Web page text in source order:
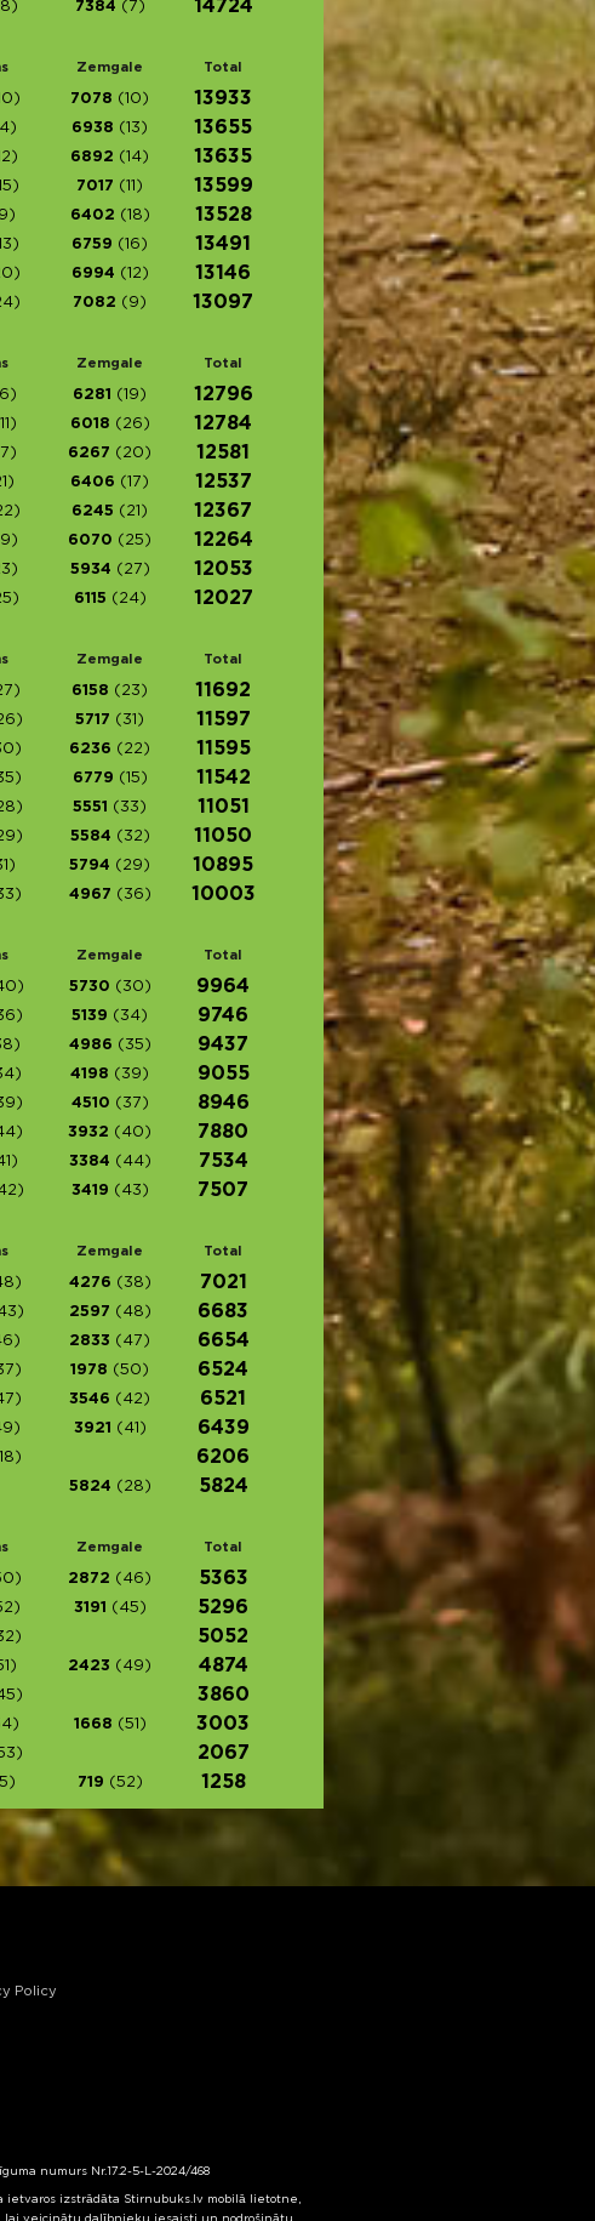
7384 (7) 14724
Zemgale Total
7078 (10)
13933
6938 (13)
13655
6892 (14)
13635
7017 (11)
13599
6402 (18)
13528
6759 (16)
13491
6994 (12)
13146
7082 (9) 13097
Zemgale Total
6281 (19)
12796
6018 (26)
12784
6267 (20)
12581
6406 (17)
12537
6245 (21)
12367
6070 (25)
12264
5934 (27)
12053
6115 (24) 12027
Zemgale Total
6158 (23)
11692
5717 (31)
11597
6236 (22)
11595
6779 (15)
11542
5551 (33)
11051
5584 (32)
11050
5794 (29)
10895
4967 (36) 10003
Zemgale Total
5730 (30)
9964
5139 (34)
9746
4986 (35)
9437
4198 (39)
9055
4510 (37)
8946
3932 (40)
7880
3384 (44)
7534
3419 (43) 7507
Zemgale Total
4276 (38)
7021
2597 (48)
6683
2833 (47)
6654
1978 (50)
6524
3546 (42)
6521
3921 (41)
6439
6206
5824 (28) 5824
Zemgale Total
2872 (46)
5363
3191 (45)
5296
5052
2423 (49)
4874
3860
1668 (51)
3003
2067
719 (52) 1258
Policy
numurs Nr.17.2-5-L-2024/468
ietvaros izstrādāta Stirnubuks.lv mobilā lietotne,
veicinātu dalībnieku iesaisti un nodrošinātu